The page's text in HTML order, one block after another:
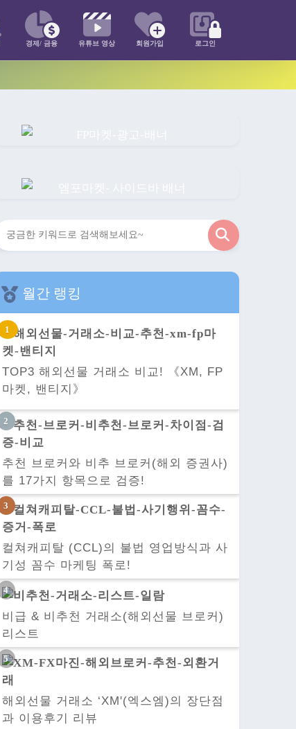
경제/ 금융 유튜브 영상 회원가입 로그인
검
월간 랭킹
TOP3 해외선물 거래소 비교! 《XM, FP
마켓, 밴티지》
추천 브로커와 비추 브로커(해외 증권사)
를 17가지 항목으로 검증!
컬쳐캐피탈 (CCL)의 불법 영업방식과 사
기성 꼼수 마케팅 폭로!
비급 & 비추천 거래소(해외선물 브로커)
리스트
해외선물 거래소 ‘XM'(엑스엠)의 장단점
과 이용후기 리뷰